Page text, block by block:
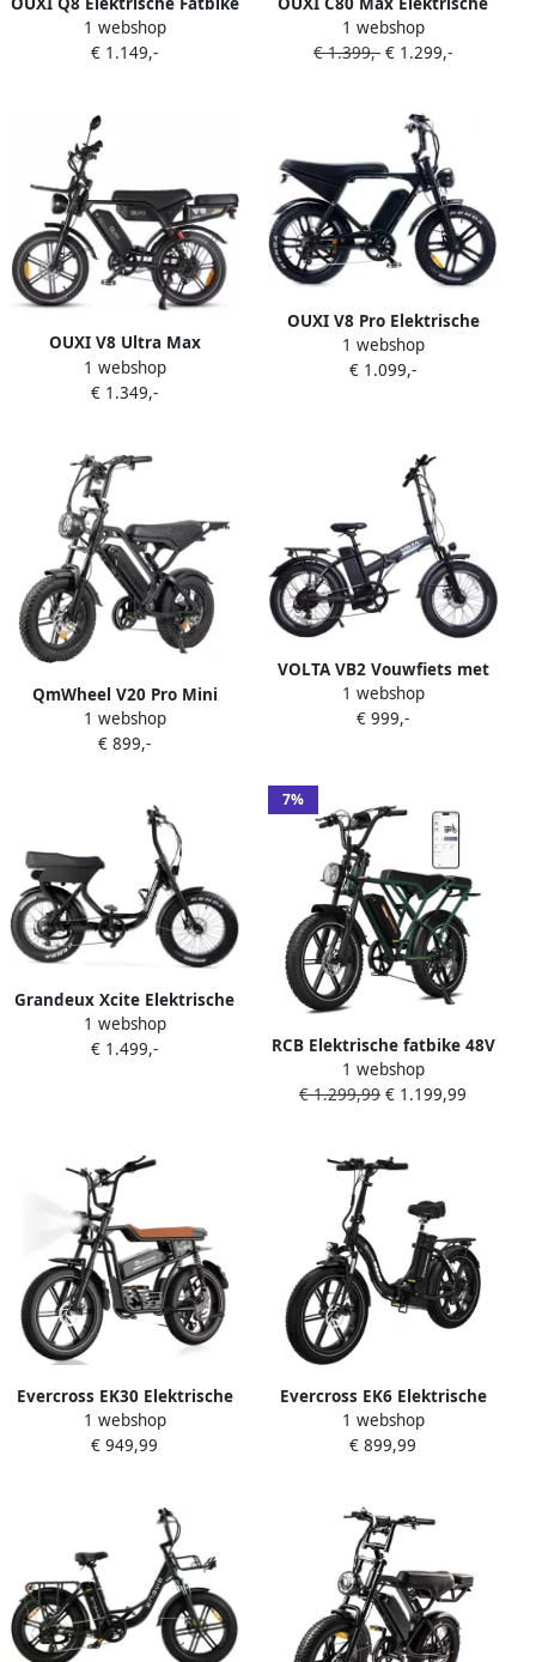
Lage Instap Ingebouwd
Alarmsysteem 20 Inch 250W
Hydraulische Schijfrem
Zwart
1 webshop
€ 1.149,-
Fatbike Ingebouwd
Alarmsystseem Inclusief
250W Motor 7 Versnellingen
120 km Actieradius
Hydraulische Schijfrem
Zwart
1 webshop
€ 1.399,- € 1.299,-
OUXI V8 Ultra Max
Elektrische Fatbike
Ingebouwd Alarmsystseem
20 Inch 250W Motor 7
Versnellingen 120 km
Actieradius Hydraulische
Schijfrem Zwart
1 webshop
€ 1.349,-
OUXI V8 Pro Elektrische
Fatbike Dubbele
Achtervering Ingebouwd
Hydraulische Schijfrem
1 webshop
€ 1.099,-
QmWheel V20 Pro Mini
Fatbike – Elektrische
Fatbike 2025 – 16 Inch –
bagagerek
1 webshop
€ 899,-
VOLTA VB2 Vouwfiets met
Dikke Banden – 250W – 36V
10Ah – Tot 55 km Bereik –
1 webshop
€ 999,-
Grandeux Xcite Elektrische
Fatbike Lage Instap
Inclusief Bekerhouder 20
Schijfrem Zwart
1 webshop
€ 1.499,-
7%
RCB Elektrische fatbike 48V
20.8Ah Mountainbike
Actieradius 100km 25km u
donkergroen
1 webshop
€ 1.299,99 € 1.199,99
Evercross EK30 Elektrische
Fatbike Off-road E-bike met
20*4.0 dikke banden 48V
bereik Max 25km u 7
versnellingen| Zwart
1 webshop
€ 949,99
Evercross EK6 Elektrische
Fiets Opvouwbare E-bike 20
Inch Fatbike 13AH 25km h 7
1 webshop
€ 899,99